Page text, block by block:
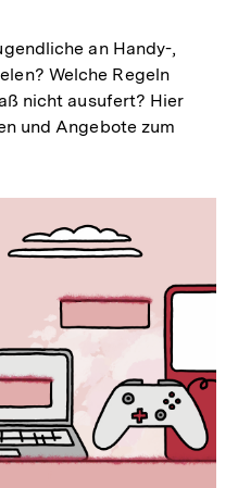
an Handy-,
Welche Regeln
nicht ausufert? Hier
und Angebote zum